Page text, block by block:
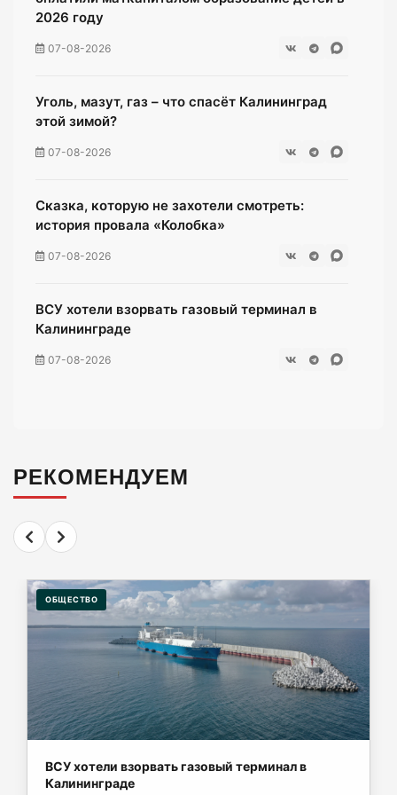
2026 году
07-08-2026
Уголь, мазут, газ – что спасёт Калининград
этой зимой?
07-08-2026
Сказка, которую не захотели смотреть:
история провала «Колобка»
07-08-2026
ВСУ хотели взорвать газовый терминал в
Калининграде
07-08-2026
Экранная ловушка: как телефон
подталкивает к депрессии
Калининград и Москва объединяются ради
транспортной революции
Убийцу участника СВО в Балтийске посадили
на 10 лет
07-08-2026
РЕКОМЕНДУЕМ
ОБЩЕСТВО
ВСУ хотели взорвать газовый терминал в
Калининграде